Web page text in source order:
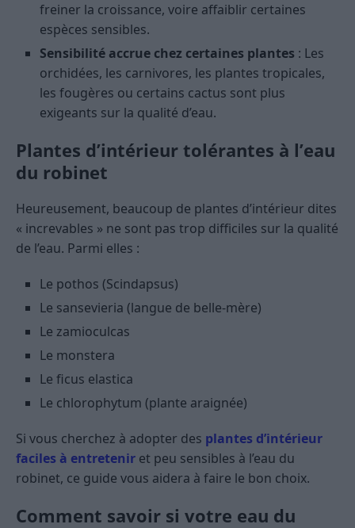
freiner la croissance, voire affaiblir certaines
espèces sensibles.
Sensibilité accrue chez certaines plantes : Les
orchidées, les carnivores, les plantes tropicales,
les fougères ou certains cactus sont plus
exigeants sur la qualité d’eau.
Plantes d’intérieur tolérantes à l’eau
du robinet
Heureusement, beaucoup de plantes d’intérieur dites
« increvables » ne sont pas trop difficiles sur la qualité
de l’eau. Parmi elles :
Le pothos (Scindapsus)
Le sansevieria (langue de belle-mère)
Le zamioculcas
Le monstera
Le ficus elastica
Le chlorophytum (plante araignée)
Si vous cherchez à adopter des plantes d’intérieur
faciles à entretenir et peu sensibles à l’eau du
robinet, ce guide vous aidera à faire le bon choix.
Comment savoir si votre eau du